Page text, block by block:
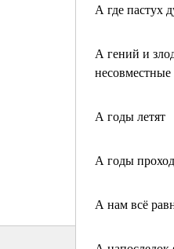
А где пастух
А гений и
несовместные
А годы летят
А годы
А нам всё